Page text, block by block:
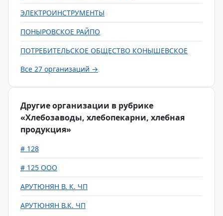
ЭЛЕКТРОИНСТРУМЕНТЫ
ПОНЫРОВСКОЕ РАЙПО
ПОТРЕБИТЕЛЬСКОЕ ОБЩЕСТВО КОНЫШЕВСКОЕ
Все 27 организаций →
Другие организации в рубрике
«Хлебозаводы, хлебопекарни, хлебная
продукция»
# 128
# 125 ООО
АРУТЮНЯН В. К. ЧП
АРУТЮНЯН В.К. ЧП